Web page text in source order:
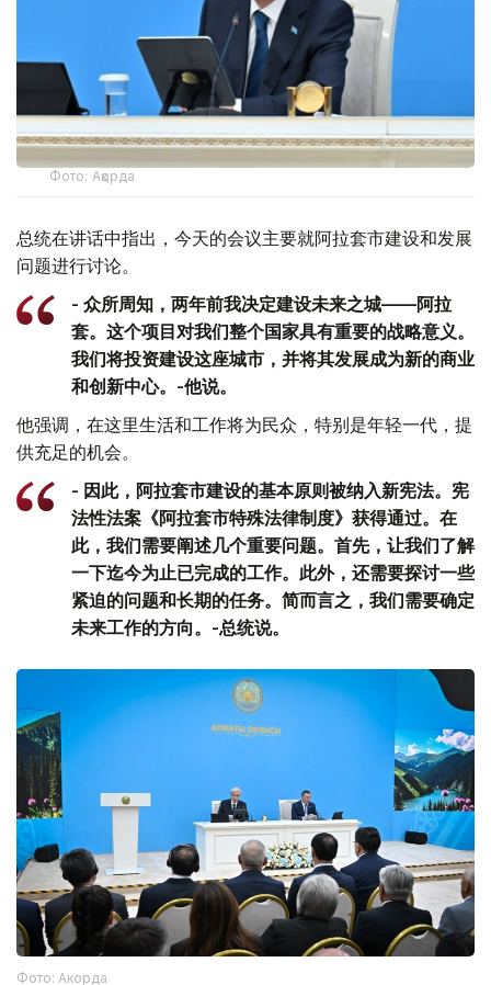
Фото: Ақорда
总统在讲话中指出，今天的会议主要就阿拉套市建设和发展
问题进行讨论。
- 众所周知，两年前我决定建设未来之城——阿拉
套。这个项目对我们整个国家具有重要的战略意义。
我们将投资建设这座城市，并将其发展成为新的商业
和创新中心。-他说。
他强调，在这里生活和工作将为民众，特别是年轻一代，提
供充足的机会。
- 因此，阿拉套市建设的基本原则被纳入新宪法。宪
法性法案《阿拉套市特殊法律制度》获得通过。在
此，我们需要阐述几个重要问题。首先，让我们了解
一下迄今为止已完成的工作。此外，还需要探讨一些
紧迫的问题和长期的任务。简而言之，我们需要确定
未来工作的方向。-总统说。
Фото: Акорда